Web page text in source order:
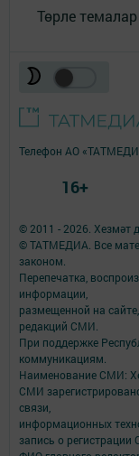
Төрле темалар
© 2011 - 2026. Хезмәт
© ТАТМЕДИА. Все
законом.
Перепечатка,
информации,
размещенной на
редакций СМИ.
При поддержке
коммуникациям.
Наименование СМИ:
СМИ
связи,
информационных
запись о
Телефон АО
16+